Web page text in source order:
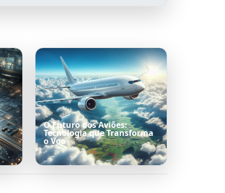
O Futuro dos Aviões:
Tecnologia que Transforma
o Voo